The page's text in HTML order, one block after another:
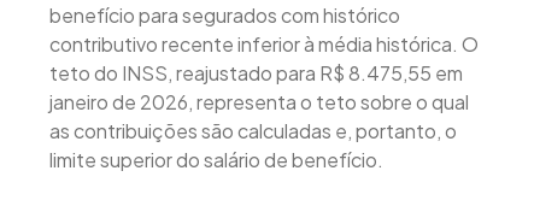
benefício para segurados com histórico
contributivo recente inferior à média histórica. O
teto do INSS, reajustado para R$ 8.475,55 em
janeiro de 2026, representa o teto sobre o qual
as contribuições são calculadas e, portanto, o
limite superior do salário de benefício.